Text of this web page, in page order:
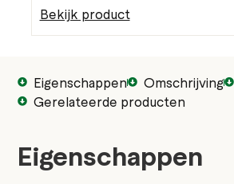
Bekijk product
Eigenschappen Omschrijving
Gerelateerde producten
Eigenschappen